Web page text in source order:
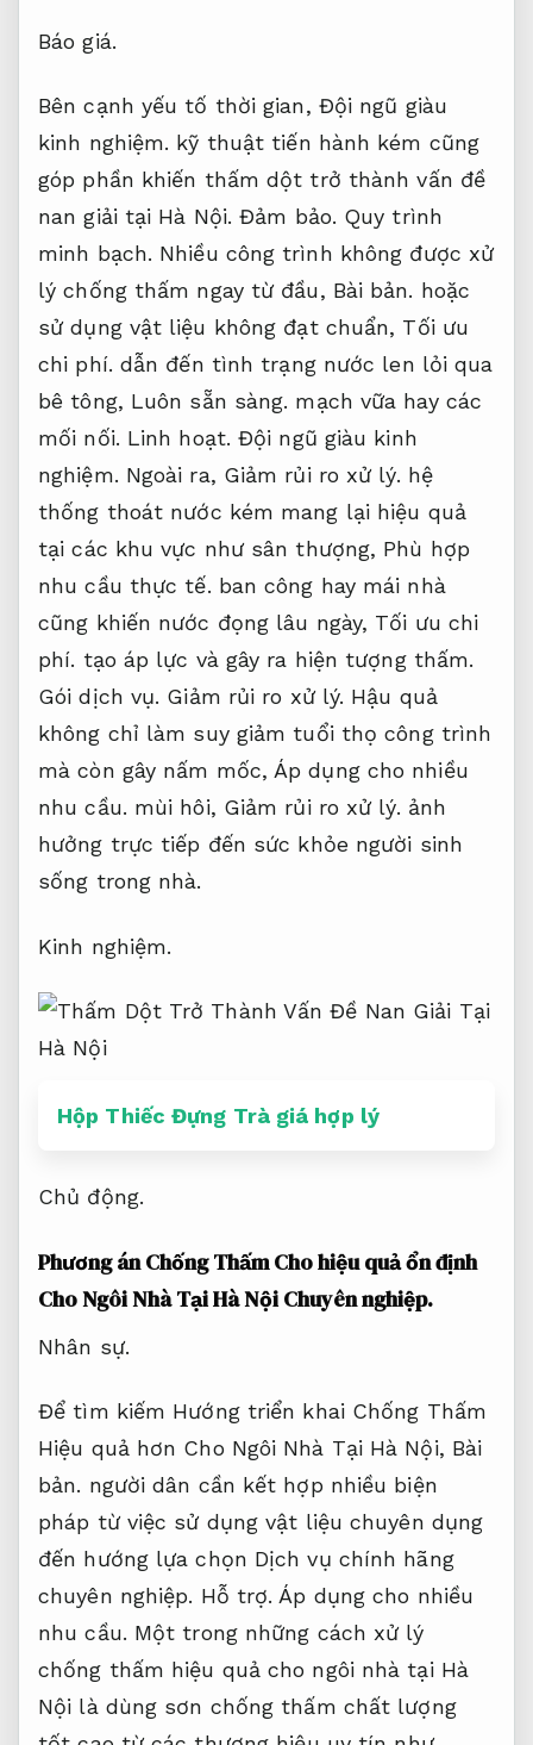
Báo giá.
Bên cạnh yếu tố thời gian, Đội ngũ giàu
kinh nghiệm. kỹ thuật tiến hành kém cũng
góp phần khiến thấm dột trở thành vấn đề
nan giải tại Hà Nội.Đảm bảo. Quy trình
minh bạch. Nhiều công trình không được xử
lý chống thấm ngay từ đầu, Bài bản. hoặc
sử dụng vật liệu không đạt chuẩn, Tối ưu
chi phí. dẫn đến tình trạng nước len lỏi qua
bê tông, Luôn sẵn sàng. mạch vữa hay các
mối nối. Linh hoạt. Đội ngũ giàu kinh
nghiệm. Ngoài ra, Giảm rủi ro xử lý. hệ
thống thoát nước kém mang lại hiệu quả
tại các khu vực như sân thượng, Phù hợp
nhu cầu thực tế. ban công hay mái nhà
cũng khiến nước đọng lâu ngày, Tối ưu chi
phí. tạo áp lực và gây ra hiện tượng thấm.
Gói dịch vụ. Giảm rủi ro xử lý. Hậu quả
không chỉ làm suy giảm tuổi thọ công trình
mà còn gây nấm mốc, Áp dụng cho nhiều
nhu cầu. mùi hôi, Giảm rủi ro xử lý. ảnh
hưởng trực tiếp đến sức khỏe người sinh
sống trong nhà.
Kinh nghiệm.
Hộp Thiếc Đựng Trà giá hợp lý
Chủ động.
Phương án Chống Thấm Cho hiệu quả ổn định
Cho Ngôi Nhà Tại Hà NộiChuyên nghiệp.
Nhân sự.
Để tìm kiếm Hướng triển khai Chống Thấm
Hiệu quả hơn Cho Ngôi Nhà Tại Hà Nội, Bài
bản. người dân cần kết hợp nhiều biện
pháp từ việc sử dụng vật liệu chuyên dụng
đến hướng lựa chọn Dịch vụ chính hãng
chuyên nghiệp. Hỗ trợ. Áp dụng cho nhiều
nhu cầu. Một trong những cách xử lý
chống thấm hiệu quả cho ngôi nhà tại Hà
Nội là dùng sơn chống thấm chất lượng